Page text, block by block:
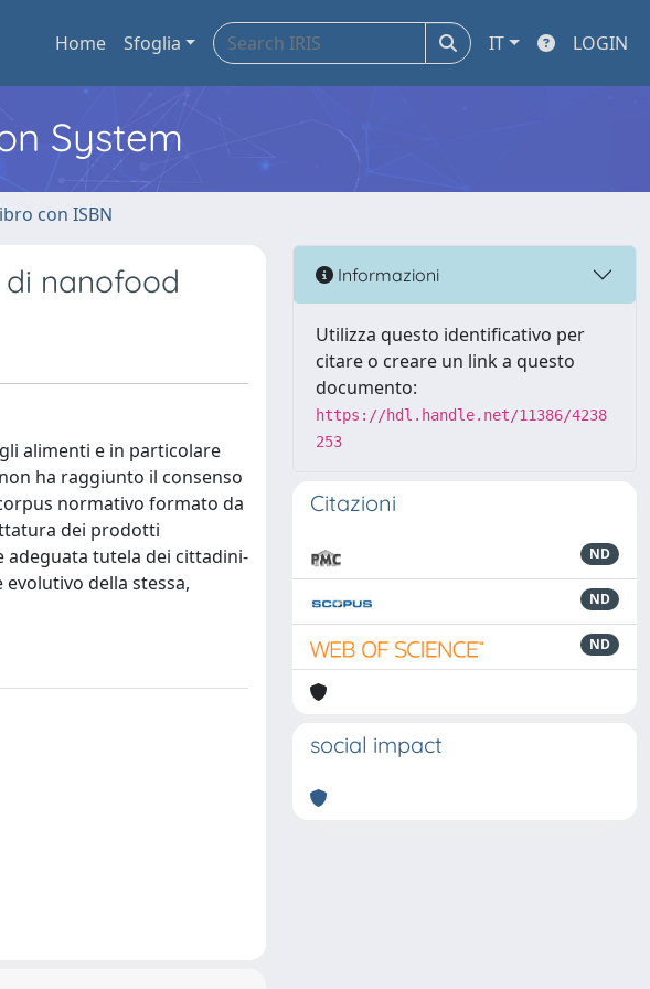
Home Sfoglia IT LOGIN
System
con ISBN
nanofood
alimenti e in particolare
ha raggiunto il consenso
normativo formato da
dei prodotti
adeguata tutela dei cittadini-
della stessa,
Informazioni
Utilizza questo identificativo per
citare o creare un link a questo
documento:
https://hdl.handle.net/11386/4238
253
Citazioni
ND
ND
ND
social impact